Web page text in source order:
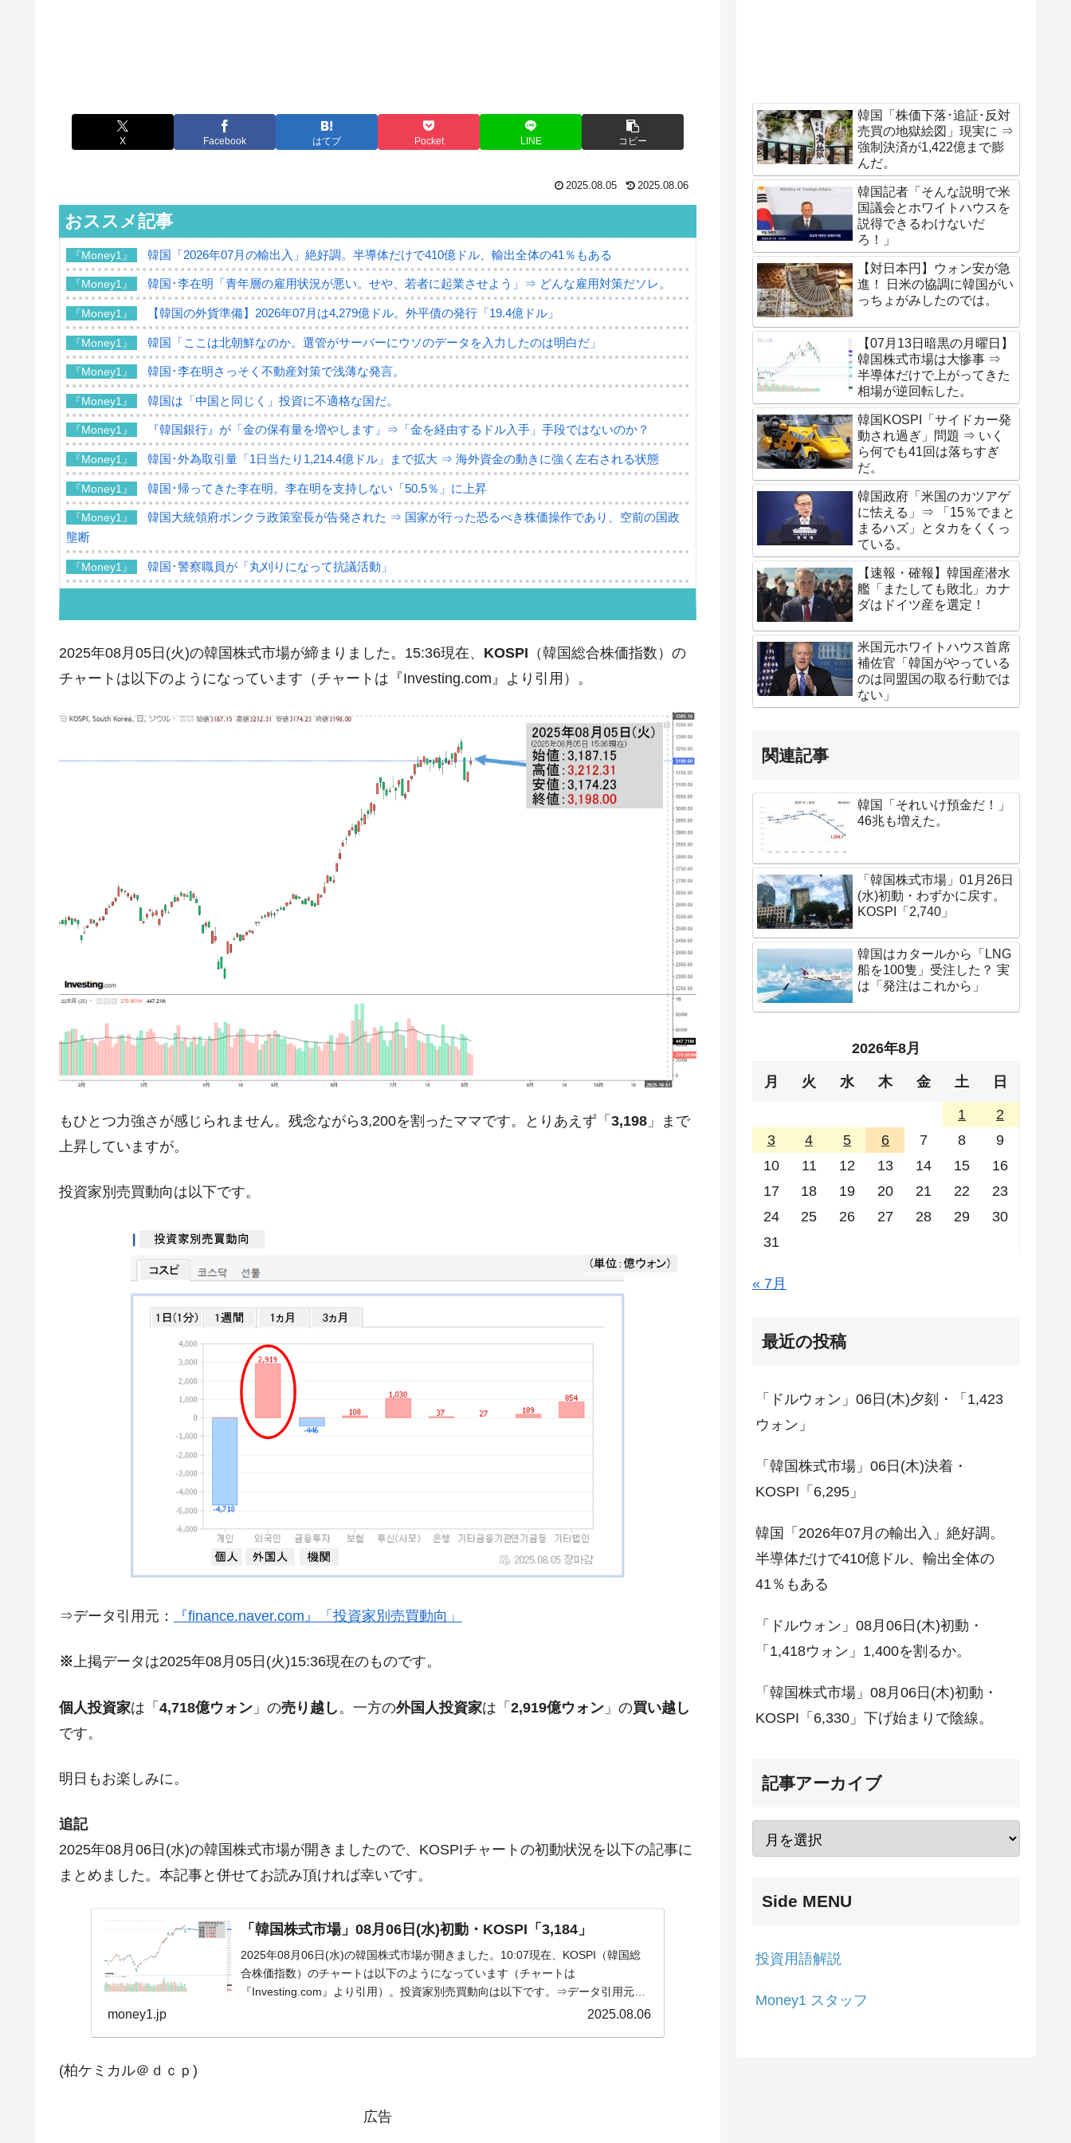
X Facebook はてブ Pocket LINE コピー
2025.08.05 2025.08.06
おススメ記事
『Money1』 韓国「2026年07月の輸出入」絶好調。半導体だけで410億ドル、輸出全体の41％もある
『Money1』 韓国･李在明「青年層の雇用状況が悪い。せや、若者に起業させよう」⇒ どんな雇用対策だソレ。
『Money1』 【韓国の外貨準備】2026年07月は4,279億ドル。外平債の発行「19.4億ドル」
『Money1』 韓国「ここは北朝鮮なのか。選管がサーバーにウソのデータを入力したのは明白だ」
『Money1』 韓国･李在明さっそく不動産対策で浅薄な発言。
『Money1』 韓国は「中国と同じく」投資に不適格な国だ。
『Money1』 『韓国銀行』が「金の保有量を増やします」⇒「金を経由するドル入手」手段ではないのか？
『Money1』 韓国･外為取引量「1日当たり1,214.4億ドル」まで拡大 ⇒ 海外資金の動きに強く左右される状態
『Money1』 韓国･帰ってきた李在明。李在明を支持しない「50.5％」に上昇
『Money1』
韓国大統領府ボンクラ政策室長が告発された ⇒ 国家が行った恐るべき株価操作であり、空前の国政
壟断
『Money1』 韓国･警察職員が「丸刈りになって抗議活動」
韓国製造業「半導体絶好調」のウラで他業種は全般的「不調」⇒ PSIが示す現況は決して良くない。
『Money1』 【米韓激突案件】韓国消費者院が『クーパン』1人当たり賠償10万ウォンを認定 ⇒ 総額3兆7,000億
『Money1』 韓国で猛暑。南東部では干ばつ
『Money1』 韓国型イージス搭載の次世代駆逐艦「KDDX」1番艦、2032年竣工と公示
【対日本円】ウォン安が急進！ 日米の協調に韓国がいっちょがみしたのでは。
韓国政府『BYD』車への補助金を全廃 ⇒ 実は韓国で『BYD』車は売れている。6カ月で対前年同期比
在韓米国大使スティールが着韓！⇒ さっそく空港に詰めかけ「出て行け！」「極右勢力」のプラカー
韓国政府「2035年までに18.4GW規模のAIデータセンター整備」⇒ だから無理だってば。
『Money1』 JPモルガン「韓国レバレッジETFの清算はほぼ終わった」
『Money1』 韓国『国民年金公団』株価暴落で200兆蒸発。
韓国政府「ニセＫ-ブランドを通報しようキャンペーン」⇒ あの名物教授も登場！
『Money1』
『Money1』
米国下院「韓国の公務員個人をターゲットにぶん殴る法案」提出！⇒ クーパン問題は合衆国企業に対
『Money1』 韓国半導体『SKハイニックス』2026年2Qの業績「史上最高益」当期純利益は前年同期比13.4倍に。
『Money1』 韓国･加徳島新国際空港「またも暗礁」の危機 ⇒ 10.7兆では損が出るからできない。
発動！
IT産業は人を雇用する効果は低い。全産業の半分未満しか雇用を生まない
韓国「株式市場が賭博場のように変質したのは政界の責任だ」
韓国化学企業最大手『ロッテケミカル』純借入金が約8兆。信用格付け「ネガティブ」にダウン
韓国株式市場･暗黒の火曜日。サーキットブレイカーも発動！ 半導体2銘柄の暴落
韓国･カードローン金利「15％」突破！
日本の誇る海洋資源調査船『白嶺』は先進技術の塊！
夏の甲子園、優勝校を最も多く輩出している都道府県とは？
今話題の「楽天ライオンズ」とは？
奇跡の毛色「白毛馬」とは？
平成仮面ライダーの意外すぎるモチーフとは？
発表から2日で大崩壊、鳴かず飛ばずに終わりそうなスーパーリーグとは？
Fact1 日本人マスターズ挑戦の歴史。松山以前に最高位だった選手とは？
Fact1 セレクトセールの高額取引馬が稼いだ金額とは？
2025年08月05日(火)の韓国株式市場が締まりました。15:36現在、 KOSPI （韓国総合株価指数）の
チャートは以下のようになっています（チャートは『Investing.com』より引用）。
もひとつ力強さが感じられません。残念ながら3,200を割ったママです。とりあえず「 3,198 」まで
上昇していますが。
投資家別売買動向は以下です。
⇒データ引用元： 『finance.naver.com』「投資家別売買動向」
※上掲データは2025年08月05日(火)15:36現在のものです。
個人投資家は「 4,718億ウォン 」の売り越し 。一方の外国人投資家は「 2,919億ウォン 」の買い越し
です。
明日もお楽しみに。
追記
2025年08月06日(水)の韓国株式市場が開きましたので、KOSPIチャートの初動状況を以下の記事に
まとめました。本記事と併せてお読み頂ければ幸いです。
「韓国株式市場」08月06日(水)初動・KOSPI「3,184」
2025年08月06日(水)の韓国株式市場が開きました。10:07現在、KOSPI（韓国総
合株価指数）のチャートは以下のようになっています（チャートは
『Investing.com』より引用）。投資家別売買動向は以下です。⇒データ引用元：
money1.jp 2025.08.06
(柏ケミカル＠ｄｃｐ)
広告
韓国「株価下落･追証･反対
売買の地獄絵図」現実に ⇒
強制決済が1,422億まで膨
んだ。
韓国記者「そんな説明で米
国議会とホワイトハウスを
説得できるわけないだ
ろ！」
【対日本円】ウォン安が急
進！ 日米の協調に韓国がい
っちょがみしたのでは。
【07月13日暗黒の月曜日】
韓国株式市場は大惨事 ⇒
半導体だけで上がってきた
相場が逆回転した。
韓国KOSPI「サイドカー発
動され過ぎ」問題 ⇒ いく
ら何でも41回は落ちすぎ
だ。
韓国政府「米国のカツアゲ
に怯える」⇒ 「15％でまと
まるハズ」とタカをくくっ
ている。
【速報・確報】韓国産潜水
艦「またしても敗北」カナ
ダはドイツ産を選定！
米国元ホワイトハウス首席
補佐官「韓国がやっている
のは同盟国の取る行動では
ない」
関連記事
韓国「それいけ預金だ！」
46兆も増えた。
「韓国株式市場」01月26日
(水)初動・わずかに戻す。
KOSPI「2,740」
韓国はカタールから「LNG
船を100隻」受注した？ 実
は「発注はこれから」
2026年8月
月 火 水 木 金 土 日
1
2
3
4 5 6 7 8
9
10
11 12 13 14 15
16
17
18 19 20 21 22
23
24
25 26 27 28 29
30
31
« 7月
最近の投稿
「ドルウォン」06日(木)夕刻・「1,423
ウォン」
「韓国株式市場」06日(木)決着・
KOSPI「6,295」
韓国「2026年07月の輸出入」絶好調。
半導体だけで410億ドル、輸出全体の
41％もある
「ドルウォン」08月06日(木)初動・
「1,418ウォン」1,400を割るか。
「韓国株式市場」08月06日(木)初動・
KOSPI「6,330」下げ始まりで陰線。
記事アーカイブ
Side MENU
投資用語解説
Money1 スタッフ